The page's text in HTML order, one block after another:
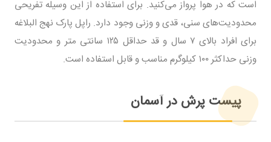
است که در هوا پرواز می‌کنید. برای استفاده از این وسیله تفریحی
محدودیت‌های سنی، قدی و وزنی وجود دارد. راپل پارک نهج البلاغه
برای افراد بالای ۷ سال و قد حداقل ۱۲۵ سانتی متر و محدودیت
وزنی حداکثر ۱۰۰ کیلوگرم مناسب و قابل استفاده است.
پیست پرش در آسمان